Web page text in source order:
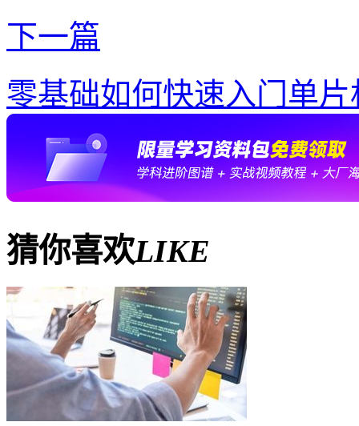
下一篇
零基础如何快速入门单片
猜你喜欢LIKE